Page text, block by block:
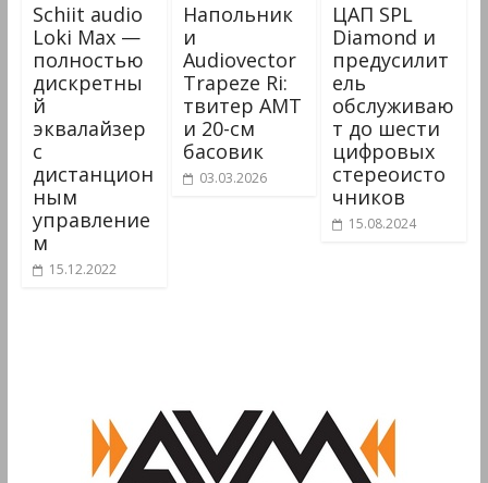
Schiit audio
Loki Max —
полностью
дискретны
й
эквалайзер
с
дистанцион
ным
управление
м
15.12.2022
Напольник
и
Audiovector
Trapeze Ri:
твитер AMT
и 20-см
басовик
03.03.2026
ЦАП SPL
Diamond и
предусилит
ель
обслуживаю
т до шести
цифровых
стереоисто
чников
15.08.2024